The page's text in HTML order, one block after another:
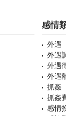
感情
外遇
外遇
外遇
外遇
抓姦
抓姦
感情